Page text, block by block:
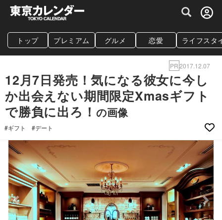
グルメ情報・プレミアムレストラン予約
トップ プレミアム グルメ 恋愛 ライフスタ
PR2017.12.07
12月7日発売！気になる彼女に今し
か出会えない期間限定Xmasギフト
で勝負に出ろ！ の画像
#ギフト #デート